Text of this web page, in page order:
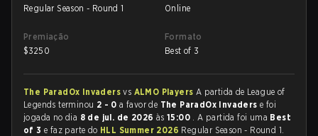
Regular Season - Round 1
Online
Premiação
$3250
Formato
Best of 3
The ParadOx Invadersvs ALMO Players A partida de League of
Legends terminou 2 - 0 a favor de The ParadOx Invaderse foi
jogada no dia 8 de jul. de 2026 às15:00 . A partida foi uma Best
of 3 e faz parte do HLL Summer 2026 Regular Season - Round 1.